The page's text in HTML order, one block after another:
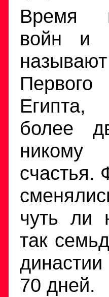
Время
войн и
Египта,
более
никому
счастья.
чуть ли
так
70 дней.